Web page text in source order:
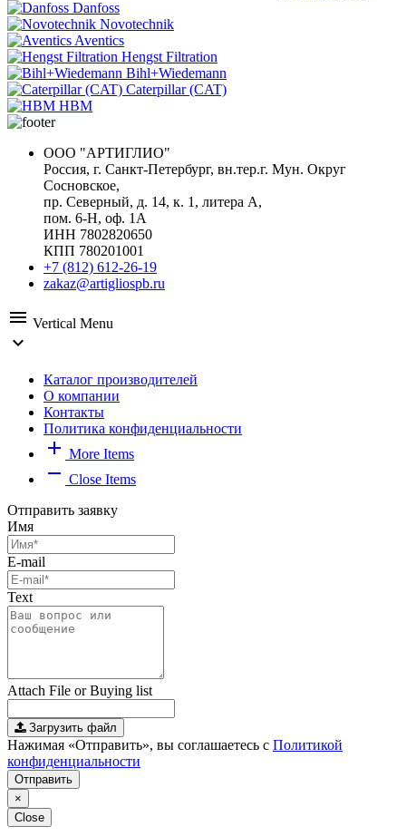
Danfoss
Novotechnik
Aventics
Hengst Filtration
Bihl+Wiedemann
Caterpillar (CAT)
HBM
ООО "АРТИГЛИО"
Россия, г. Санкт-Петербург, вн.тер.г. Мун. Округ
Сосновское,
пр. Северный, д. 14, к. 1, литера А,
пом. 6-Н, оф. 1А
ИНН 7802820650
КПП 780201001
+7 (812) 612-26-19
zakaz@artigliospb.ru
menu Vertical Menu
expand_more
Каталог производителей
О компании
Контакты
Политика конфиденциальности
add More Items
remove Close Items
Отправить заявку
Имя
E-mail
Text
Attach File or Buying list
Загрузить файл
Нажимая «Отправить», вы соглашаетесь с Политикой
конфиденциальности
Отправить
×
Close